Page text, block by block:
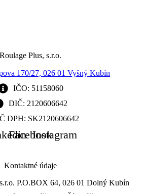
Roulage Plus, s.r.o.
170/27, 026 01 Vyšný Kubín
IČO: 51158060
DIČ: 2120606642
DPH: SK2120606642
FacebookInstagram
Kontaktné údaje
P.O.BOX 64, 026 01 Dolný Kubín